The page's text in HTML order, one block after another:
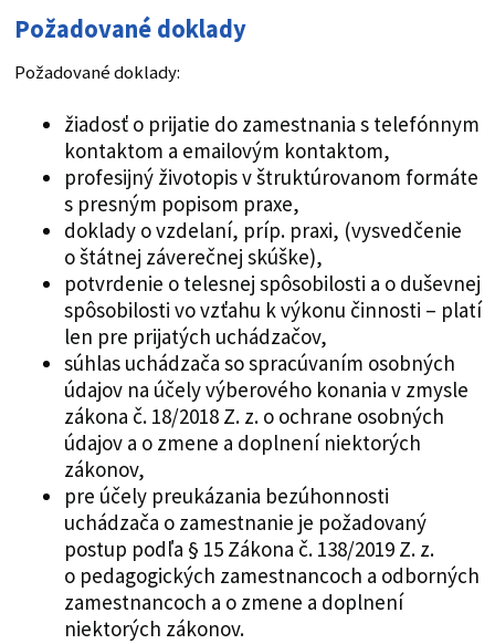
Požadované doklady
Požadované doklady:
žiadosť o prijatie do zamestnania s telefónnym
kontaktom a emailovým kontaktom,
profesijný životopis v štruktúrovanom formáte
s presným popisom praxe,
doklady o vzdelaní, príp. praxi, (vysvedčenie
o štátnej záverečnej skúške),
potvrdenie o telesnej spôsobilosti a o duševnej
spôsobilosti vo vzťahu k výkonu činnosti – platí
len pre prijatých uchádzačov,
súhlas uchádzača so spracúvaním osobných
údajov na účely výberového konania v zmysle
zákona č. 18/2018 Z. z. o ochrane osobných
údajov a o zmene a doplnení niektorých
zákonov,
pre účely preukázania bezúhonnosti
uchádzača o zamestnanie je požadovaný
postup podľa § 15 Zákona č. 138/2019 Z. z.
o pedagogických zamestnancoch a odborných
zamestnancoch a o zmene a doplnení
niektorých zákonov.